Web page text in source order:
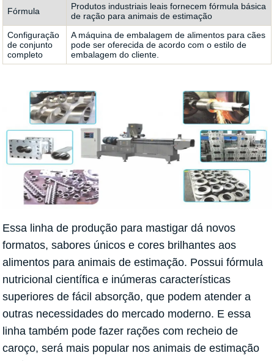
Fórmula
Produtos industriais leais fornecem fórmula básica
de ração para animais de estimação
Configuração
de conjunto
completo
A máquina de embalagem de alimentos para cães
pode ser oferecida de acordo com o estilo de
embalagem do cliente.
Essa linha de produção para mastigar dá novos
formatos, sabores únicos e cores brilhantes aos
alimentos para animais de estimação. Possui fórmula
nutricional científica e inúmeras características
superiores de fácil absorção, que podem atender a
outras necessidades do mercado moderno. E essa
linha também pode fazer rações com recheio de
caroço, será mais popular nos animais de estimação